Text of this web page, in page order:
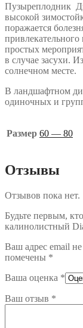
Пузыреплодник
высокой
поражается
простых
в случае засухи.
солнечном месте.
В ландшафтном
одиночных и
Размер 60 — 80
Отзывы
Отзывов пока нет.
Будьте первым,
калинолистный
Ваш адрес email
помечены *
Ваша оценка *
Ваш отзыв *